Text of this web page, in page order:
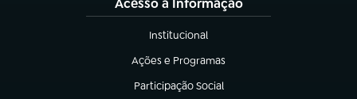
Acesso à Informação
Institucional
(abre em nova aba)
Ações e Programas
(abre em nova aba)
Participação Social
(abre em nova aba)